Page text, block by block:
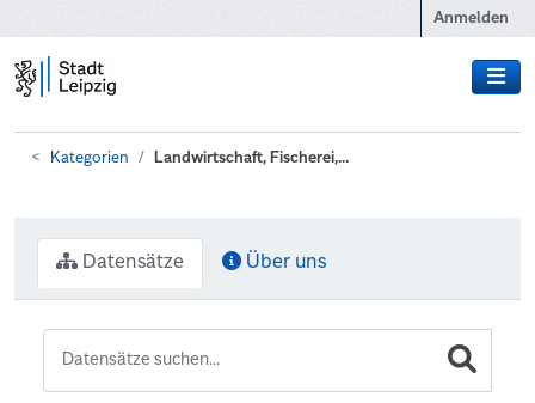
Anmelden
Kategorien Landwirtschaft, Fischerei,...
Datensätze Über uns